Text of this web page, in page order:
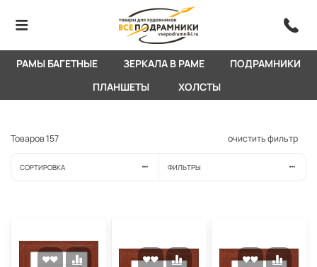
РАМЫ БАГЕТНЫЕ ЗЕРКАЛА В РАМЕ
ПОДРАМНИКИ
ПЛАНШЕТЫ
ХОЛСТЫ
Товаров157 очистить фильтр
СОРТИРОВКА ФИЛЬТРЫ